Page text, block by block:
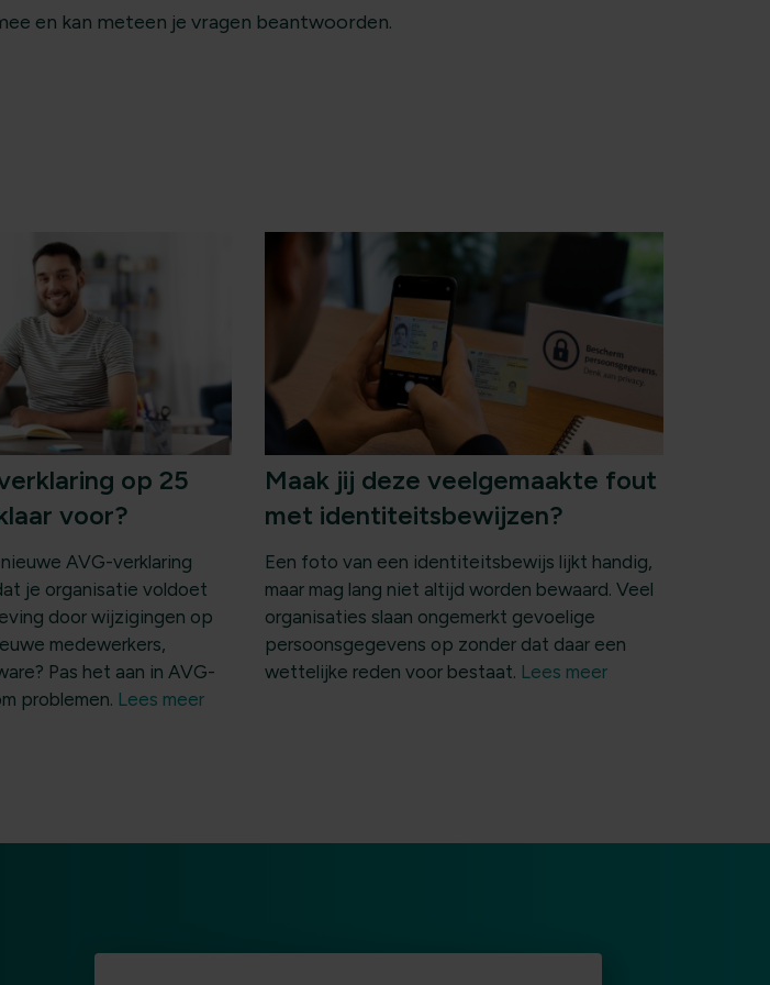
en kan meteen je vragen beantwoorden.
op 25
voor?
AVG-verklaring
je organisatie voldoet
door wijzigingen op
medewerkers,
Pas het aan in AVG-
problemen. Lees meer
Maak jij deze veelgemaakte fout
met identiteitsbewijzen?
Een foto van een identiteitsbewijs lijkt handig,
maar mag lang niet altijd worden bewaard. Veel
organisaties slaan ongemerkt gevoelige
persoonsgegevens op zonder dat daar een
wettelijke reden voor bestaat. Lees meer